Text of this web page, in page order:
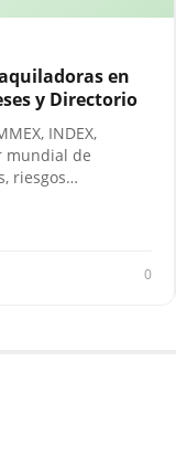
en
y Directorio
INDEX,
mundial de
riesgos…
0